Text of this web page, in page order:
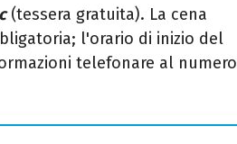
(tessera gratuita). La cena
l'orario di inizio del
telefonare al numero